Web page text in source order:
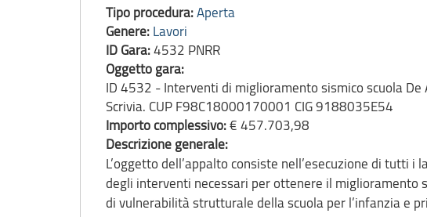
gara
attiva)
Tipo procedura:Aperta
Genere: Lavori
ID Gara:4532 PNRR
Oggetto gara:
ID 4532 - Interventi di miglioramento sismico scuola De
Scrivia. CUP F98C18000170001 CIG 9188035E54
Importo complessivo:€ 457.703,98
Descrizione generale:
L’oggetto dell’appalto consiste nell’esecuzione di tutti
degli interventi necessari per ottenere il miglioramento
di vulnerabilità strutturale della scuola per l’infanzia e